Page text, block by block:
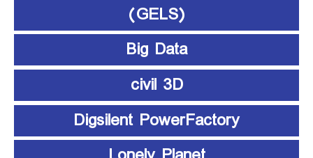
(GELS)
Big Data
civil 3D
Digsilent PowerFactory